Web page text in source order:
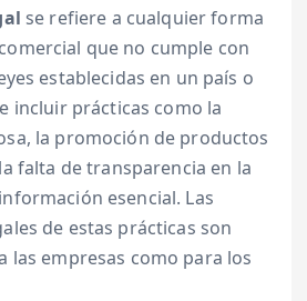
se refiere a cualquier forma
que no cumple con
establecidas en un país o
incluir prácticas como la
la promoción de productos
falta de transparencia en la
esencial. Las
de estas prácticas son
las empresas como para los